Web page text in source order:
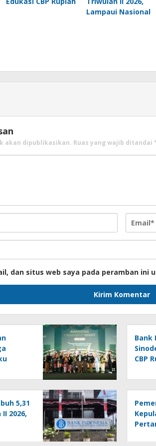
Lampaui Nasional
akan dipublikasikan. Ruas yang wajib ditandai
dan situs web saya pada peramban
Bank
CBP
5,31
2026,